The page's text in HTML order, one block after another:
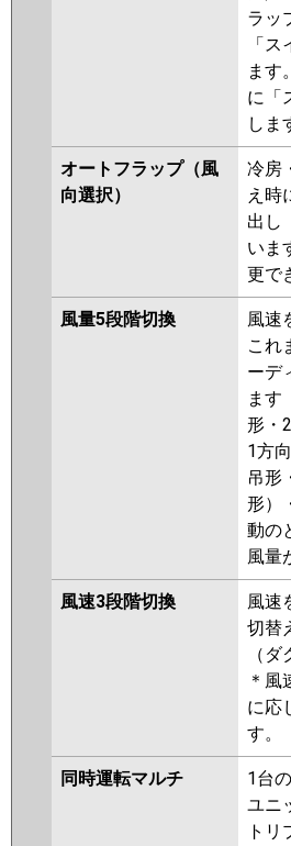
ラッ
「
ます
に「
しま
オートフラップ（風
向選択）
冷房
え時
出し
いま
更で
風量5段階切換
風速
これ
ーデ
ます
形・
1方
吊形
形）
動の
風量
風速3段階切換
風速
切替
（
＊風
に応
す。
同時運転マルチ
1台
ユニ
ト